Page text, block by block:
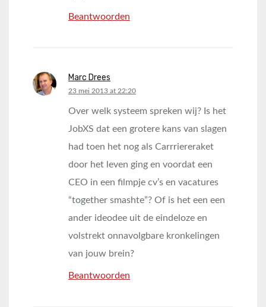
Beantwoorden
Marc Drees
says:
23 mei 2013 at 22:20
Over welk systeem spreken wij? Is het
JobXS dat een grotere kans van slagen
had toen het nog als Carrriereraket
door het leven ging en voordat een
CEO in een filmpje cv’s en vacatures
“together smashte”? Of is het een een
ander ideodee uit de eindeloze en
volstrekt onnavolgbare kronkelingen
van jouw brein?
Beantwoorden